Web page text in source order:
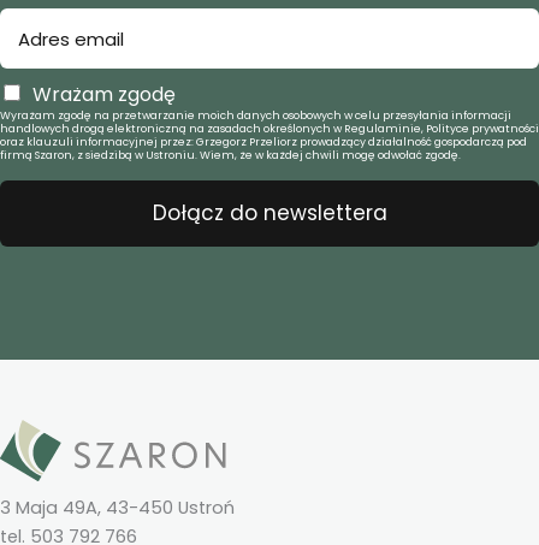
Wrażam zgodę
Wyrażam zgodę na przetwarzanie moich danych osobowych w celu przesyłania informacji
handlowych drogą elektroniczną na zasadach określonych w Regulaminie, Polityce prywatności
oraz klauzuli informacyjnej przez: Grzegorz Przeliorz prowadzący działalność gospodarczą pod
firmą Szaron, z siedzibą w Ustroniu. Wiem, że w każdej chwili mogę odwołać zgodę.
Dołącz do newslettera
3 Maja 49A, 43-450 Ustroń
tel. 503 792 766